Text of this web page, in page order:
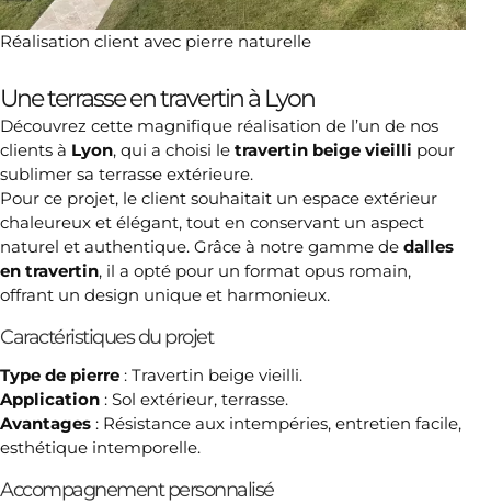
Réalisation client avec pierre naturelle
Une terrasse en travertin à Lyon
Découvrez cette magnifique réalisation de l’un de nos
clients à Lyon, qui a choisi le travertin beige vieilli pour
sublimer sa terrasse extérieure.
Pour ce projet, le client souhaitait un espace extérieur
chaleureux et élégant, tout en conservant un aspect
naturel et authentique. Grâce à notre gamme de dalles
en travertin, il a opté pour un format opus romain,
offrant un design unique et harmonieux.
Caractéristiques du projet
Type de pierre : Travertin beige vieilli.
Application : Sol extérieur, terrasse.
Avantages : Résistance aux intempéries, entretien facile,
esthétique intemporelle.
Accompagnement personnalisé